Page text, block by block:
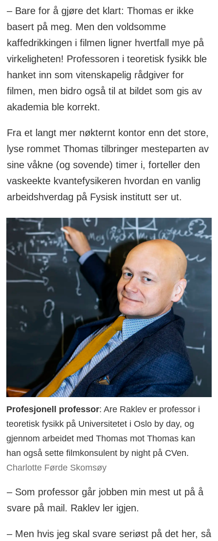
– Bare for å gjøre det klart: Thomas er ikke
basert på meg. Men den voldsomme
kaffedrikkingen i filmen ligner hvertfall mye på
virkeligheten! Professoren i teoretisk fysikk ble
hanket inn som vitenskapelig rådgiver for
filmen, men bidro også til at bildet som gis av
akademia ble korrekt.
Fra et langt mer nøkternt kontor enn det store,
lyse rommet Thomas tilbringer mesteparten av
sine våkne (og sovende) timer i, forteller den
vaskeekte kvantefysikeren hvordan en vanlig
arbeidshverdag på Fysisk institutt ser ut.
Profesjonell professor: Are Raklev er professor i
teoretisk fysikk på Universitetet i Oslo by day, og
gjennom arbeidet med Thomas mot Thomas kan
han også sette filmkonsulent by night på CVen.
Charlotte Førde Skomsøy
– Som professor går jobben min mest ut på å
svare på mail. Raklev ler igjen.
– Men hvis jeg skal svare seriøst på det her, så